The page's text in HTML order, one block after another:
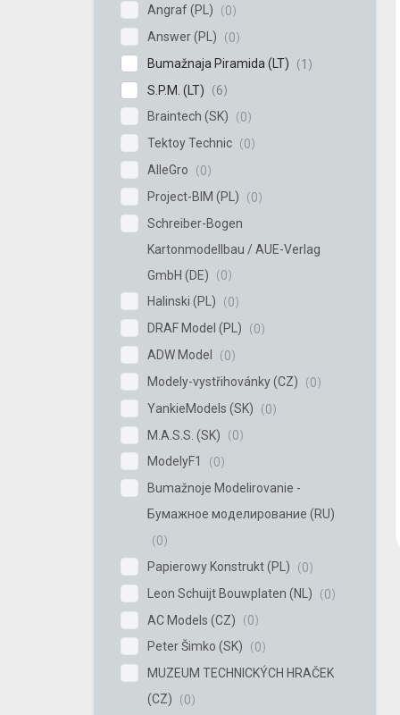
Angraf (PL)
0
Answer (PL)
0
Bumažnaja Piramida (LT)
1
S.P.M. (LT)
6
Braintech (SK)
0
Tektoy Technic
0
AlleGro
0
Project-BIM (PL)
0
Schreiber-Bogen
Kartonmodellbau / AUE-Verlag
GmbH (DE)
0
Halinski (PL)
0
DRAF Model (PL)
0
ADW Model
0
Modely-vystřihovánky (CZ)
0
YankieModels (SK)
0
M.A.S.S. (SK)
0
ModelyF1
0
Bumažnoje Modelirovanie -
Бумажное моделирование (RU)
0
Papierowy Konstrukt (PL)
0
Leon Schuijt Bouwplaten (NL)
0
AC Models (CZ)
0
Peter Šimko (SK)
0
MUZEUM TECHNICKÝCH HRAČEK
(CZ)
0